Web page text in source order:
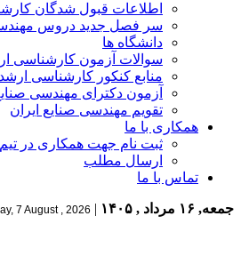
اطلاعات قبول شدگان
سر فصل جدید دروس
دانشگاه ها
سوالات آزمون کارشناسی
منابع کنکور کارشناسی
آزمون دکترای مهندسی
تقویم مهندسی صنایع ایران
همکاری با ما
ثبت نام جهت همکاری در
ارسال مطلب
تماس با ما
جمعه, ۱۶ مرداد , ۱۴۰۵ |
7 August , 2026